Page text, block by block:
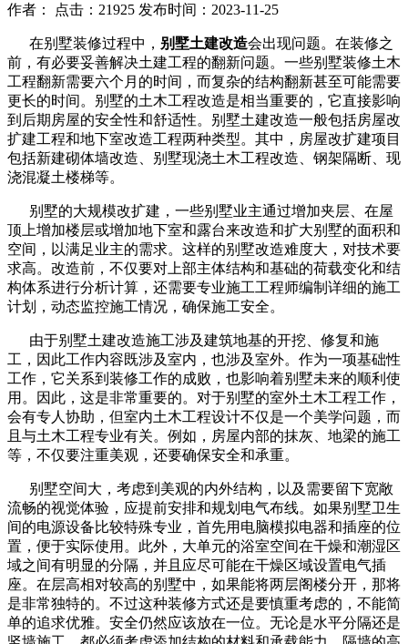
作者： 点击：21925 发布时间：2023-11-25
在别墅装修过程中， 别墅土建改造会出现问题。在装修之
前，有必要妥善解决土建工程的翻新问题。一些别墅装修土木
工程翻新需要六个月的时间，而复杂的结构翻新甚至可能需要
更长的时间。别墅的土木工程改造是相当重要的，它直接影响
到后期房屋的安全性和舒适性。别墅土建改造一般包括房屋改
扩建工程和地下室改造工程两种类型。其中，房屋改扩建项目
包括新建砌体墙改造、别墅现浇土木工程改造、钢架隔断、现
浇混凝土楼梯等。
别墅的大规模改扩建，一些别墅业主通过增加夹层、在屋
顶上增加楼层或增加地下室和露台来改造和扩大别墅的面积和
空间，以满足业主的需求。这样的别墅改造难度大，对技术要
求高。改造前，不仅要对上部主体结构和基础的荷载变化和结
构体系进行分析计算，还需要专业施工工程师编制详细的施工
计划，动态监控施工情况，确保施工安全。
由于别墅土建改造施工涉及建筑地基的开挖、修复和施
工，因此工作内容既涉及室内，也涉及室外。作为一项基础性
工作，它关系到装修工作的成败，也影响着别墅未来的顺利使
用。因此，这是非常重要的。对于别墅的室外土木工程工作，
会有专人协助，但室内土木工程设计不仅是一个美学问题，而
且与土木工程专业有关。例如，房屋内部的抹灰、地梁的施工
等，不仅要注重美观，还要确保安全和承重。
别墅空间大，考虑到美观的内外结构，以及需要留下宽敞
流畅的视觉体验，应提前安排和规划电气布线。如果别墅卫生
间的电源设备比较特殊专业，首先用电脑模拟电器和插座的位
置，便于实际使用。此外，大单元的浴室空间在干燥和潮湿区
域之间有明显的分隔，并且应尽可能在干燥区域设置电气插
座。在层高相对较高的别墅中，如果能将两层阁楼分开，那将
是非常独特的。不过这种装修方式还是要慎重考虑的，不能简
单的追求优雅。安全仍然应该放在一位。无论是水平分隔还是